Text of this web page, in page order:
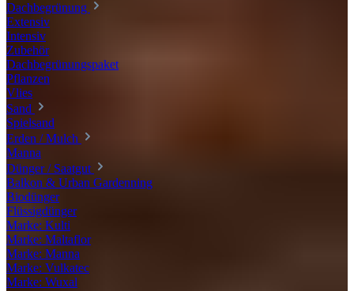
Dachbegrünung
Extensiv
Intensiv
Zubehör
Dachbegrünungspaket
Pflanzen
Vlies
Sand
Spielsand
Erden / Mulch
Manna
Dünger / Saatgut
Balkon & Urban Gardenning
Biodünger
Flüssigdünger
Marke: Kulti
Marke: Maltaflor
Marke: Manna
Marke: Vulkatec
Marke: Wuxal